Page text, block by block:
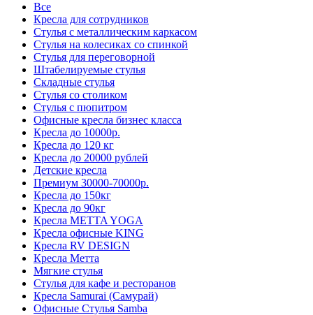
Все
Кресла для сотрудников
Стулья с металлическим каркасом
Стулья на колесиках со спинкой
Стулья для переговорной
Штабелируемые стулья
Складные стулья
Стулья со столиком
Стулья с пюпитром
Офисные кресла бизнес класса
Кресла до 10000р.
Кресла до 120 кг
Кресла до 20000 рублей
Детские кресла
Премиум 30000-70000р.
Кресла до 150кг
Кресла до 90кг
Кресла METTA YOGA
Кресла офисные KING
Кресла RV DESIGN
Кресла Метта
Мягкие стулья
Стулья для кафе и ресторанов
Кресла Samurai (Самурай)
Офисные Стулья Samba